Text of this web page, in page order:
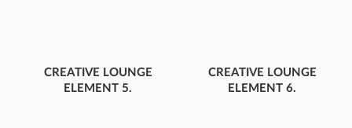
CREATIVE LOUNGE
ELEMENT 5.
CREATIVE LOUNGE
ELEMENT 6.